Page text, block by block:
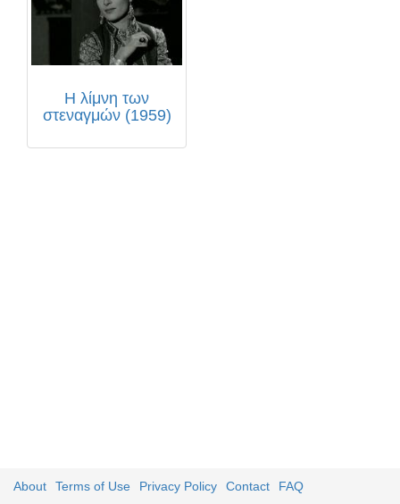
Η λίμνη των
στεναγμών (1959)
About Terms of Use Privacy Policy Contact FAQ